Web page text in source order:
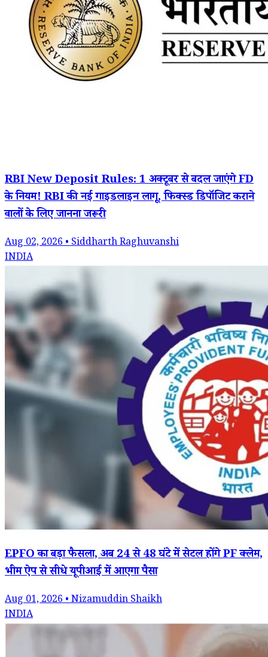
RBI New Deposit Rules: 1 अक्टूबर से बदल जाएंगे FD
के नियम! RBI की नई गाइडलाइन लागू, फिक्स्ड डिपॉजिट कराने
वालों के लिए जानना जरूरी
Aug 02, 2026 • Siddharth Raghuvanshi
INDIA
EPFO का बड़ा फैसला, अब 24 से 48 घंटे में सेटल होंगे PF क्लेम,
भीम ऐप से सीधे यूपीआई में आएगा पैसा
Aug 01, 2026 • Nizamuddin Shaikh
INDIA